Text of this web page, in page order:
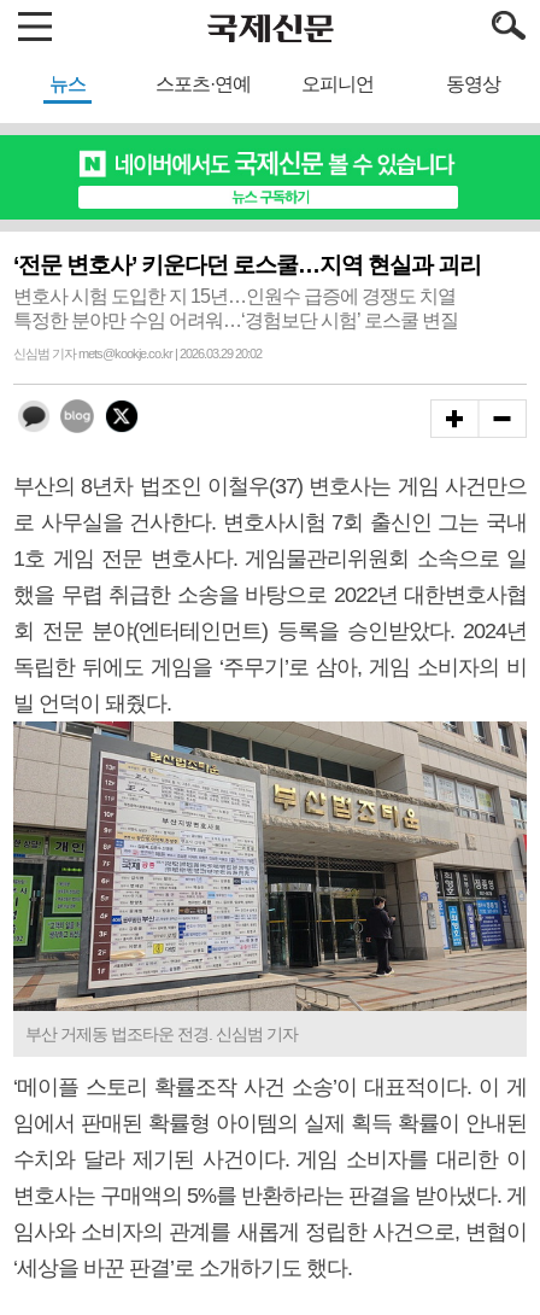
뉴스 스포츠·연예 오피니언 동영상
‘전문 변호사’ 키운다던 로스쿨…지역 현실과 괴리
변호사 시험 도입한 지 15년…인원수 급증에 경쟁도 치열
특정한 분야만 수임 어려워…‘경험보단 시험’ 로스쿨 변질
신심범 기자 mets@kookje.co.kr | 2026.03.29 20:02
부산의 8년차 법조인 이철우(37) 변호사는 게임 사건만으
로 사무실을 건사한다. 변호사시험 7회 출신인 그는 국내
1호 게임 전문 변호사다. 게임물관리위원회 소속으로 일
했을 무렵 취급한 소송을 바탕으로 2022년 대한변호사협
회 전문 분야(엔터테인먼트) 등록을 승인받았다. 2024년
독립한 뒤에도 게임을 ‘주무기’로 삼아, 게임 소비자의 비
빌 언덕이 돼줬다.
부산 거제동 법조타운 전경. 신심범 기자
‘메이플 스토리 확률조작 사건 소송’이 대표적이다. 이 게
임에서 판매된 확률형 아이템의 실제 획득 확률이 안내된
수치와 달라 제기된 사건이다. 게임 소비자를 대리한 이
변호사는 구매액의 5%를 반환하라는 판결을 받아냈다. 게
임사와 소비자의 관계를 새롭게 정립한 사건으로, 변협이
‘세상을 바꾼 판결’로 소개하기도 했다.